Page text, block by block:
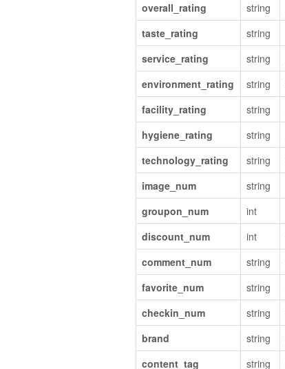
overall_rating
string
taste_rating
string
service_rating
string
environment_rating
string
facility_rating
string
hygiene_rating
string
technology_rating
string
image_num
string
groupon_num
int
discount_num
int
comment_num
string
favorite_num
string
checkin_num
string
brand
string
content_tag
string